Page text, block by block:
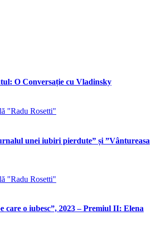
O Conversație cu Vladinsky
"Radu Rosetti"
unei iubiri pierdute” și ”Vântureasa
"Radu Rosetti"
care o iubesc”, 2023 – Premiul II: Elena